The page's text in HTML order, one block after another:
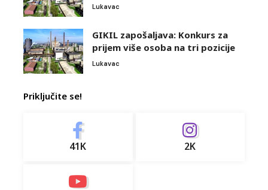
Lukavac
GIKIL zapošaljava: Konkurs za
prijem više osoba na tri pozicije
Lukavac
Priključite se!
41K 2K